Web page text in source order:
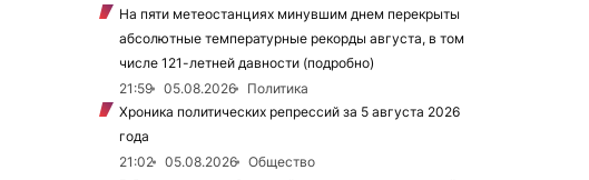
На пяти метеостанциях минувшим днем перекрыты
абсолютные температурные рекорды августа, в том
числе 121-летней давности (подробно)
21:59
05.08.2026
Политика
Хроника политических репрессий за 5 августа 2026
года
21:02
05.08.2026
Общество